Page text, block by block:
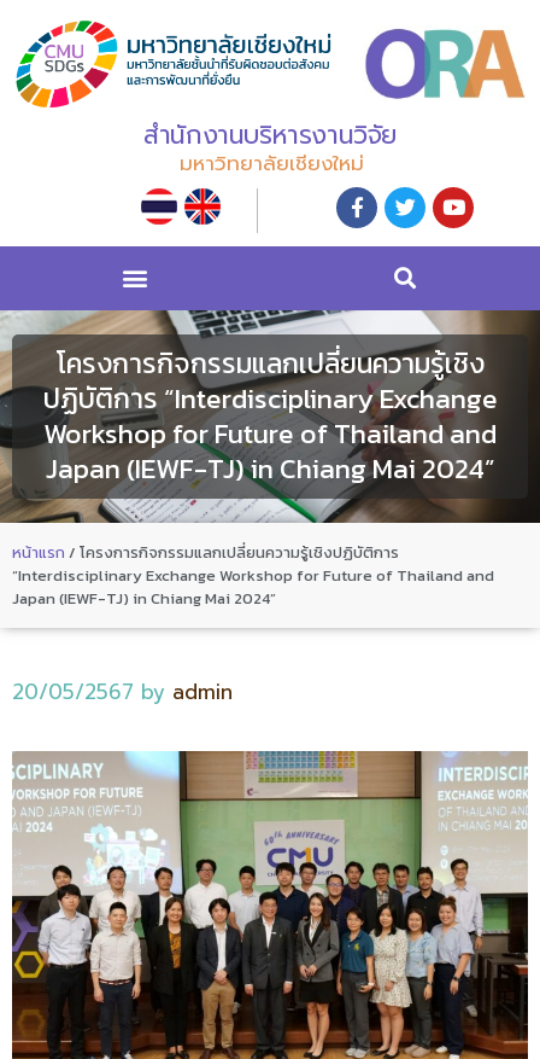
สำนักงานบริหารงานวิจัย
มหาวิทยาลัยเชียงใหม่
โครงการกิจกรรมแลกเปลี่ยนความรู้เชิง
ปฏิบัติการ “Interdisciplinary Exchange
Workshop for Future of Thailand and
Japan (IEWF-TJ) in Chiang Mai 2024”
หน้าแรก / โครงการกิจกรรมแลกเปลี่ยนความรู้เชิงปฏิบัติการ
“Interdisciplinary Exchange Workshop for Future of Thailand and
Japan (IEWF-TJ) in Chiang Mai 2024”
20/05/2567 by admin